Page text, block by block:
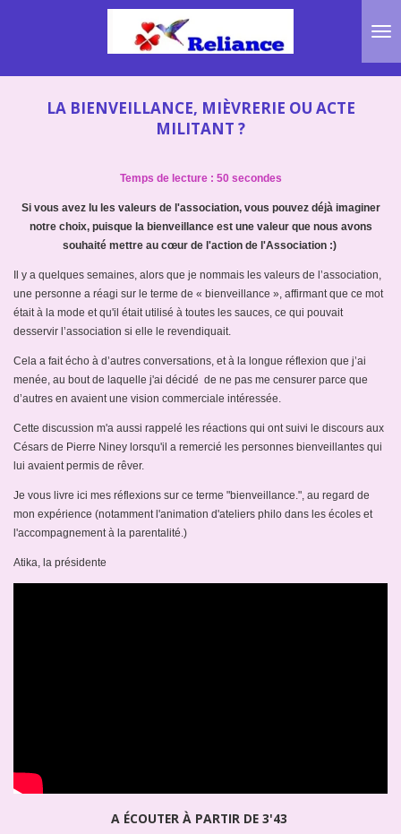
principal
LA BIENVEILLANCE, MIÈVRERIE OU ACTE
MILITANT ?
Temps de lecture : 50 secondes
Si vous avez lu les valeurs de l'association, vous pouvez déjà imaginer
notre choix, puisque la bienveillance est une valeur que nous avons
souhaité mettre au cœur de l'action de l'Association :)
Il y a quelques semaines, alors que je nommais les valeurs de l’association,
une personne a réagi sur le terme de « bienveillance », affirmant que ce mot
était à la mode et qu'il était utilisé à toutes les sauces, ce qui pouvait
desservir l’association si elle le revendiquait.
Cela a fait écho à d’autres conversations, et à la longue réflexion que j’ai
menée, au bout de laquelle j'ai décidé de ne pas me censurer parce que
d’autres en avaient une vision commerciale intéressée.
Cette discussion m'a aussi rappelé les réactions qui ont suivi le discours aux
Césars de Pierre Niney lorsqu'il a remercié les personnes bienveillantes qui
lui avaient permis de rêver.
Je vous livre ici mes réflexions sur ce terme "bienveillance.", au regard de
mon expérience (notamment l'animation d'ateliers philo dans les écoles et
l'accompagnement à la parentalité.)
Atika, la présidente
A ÉCOUTER À PARTIR DE 3'43